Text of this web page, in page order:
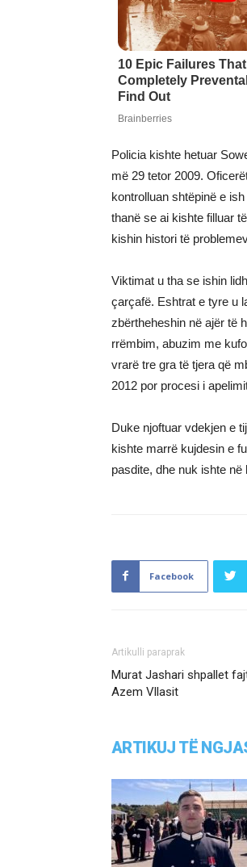
Policia kishte hetuar
më 29 tetor 2009.
kontrolluan shtëpinë e
thanë se ai kishte filluar
kishin histori të
Viktimat u tha se ishin
çarçafë. Eshtrat e tyre u
zbërtheheshin në ajër të
rrëmbim, abuzim me
vrarë tre gra të tjera që
2012 por procesi i
Duke njoftuar vdekjen e
kishte marrë kujdesin e
pasdite, dhe nuk ishte
Facebook
Artikulli paraprak
Murat Jashari shpallet
Azem Vllasit
ARTIKUJ TË